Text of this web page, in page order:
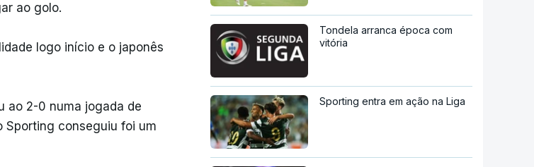
ao golo.
logo início e o japonês
ao 2-0 numa jogada de
Sporting conseguiu foi um
Tondela arranca época com
vitória
Sporting entra em ação na Liga